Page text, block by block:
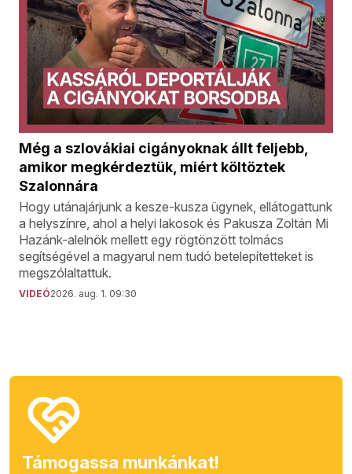
Még a szlovákiai cigányoknak állt feljebb,
amikor megkérdeztük, miért költöztek
Szalonnára
Hogy utánajárjunk a kesze-kusza ügynek, ellátogattunk
a helyszínre, ahol a helyi lakosok és Pakusza Zoltán Mi
Hazánk-alelnök mellett egy rögtönzött tolmács
segítségével a magyarul nem tudó betelepítetteket is
megszólaltattuk.
VIDEÓ2026. aug. 1. 09:30
Támogassa munkánkat!